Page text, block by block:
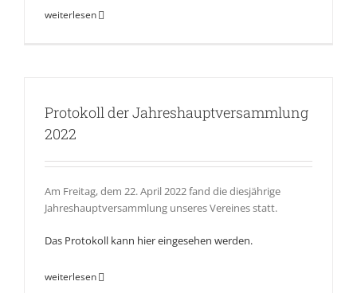
weiterlesen
Protokoll der Jahreshauptversammlung
2022
Am Freitag, dem 22. April 2022fand diediesjährige
Jahreshauptversammlung unseres Vereines statt.
Das Protokoll kann hier eingesehen werden.
weiterlesen